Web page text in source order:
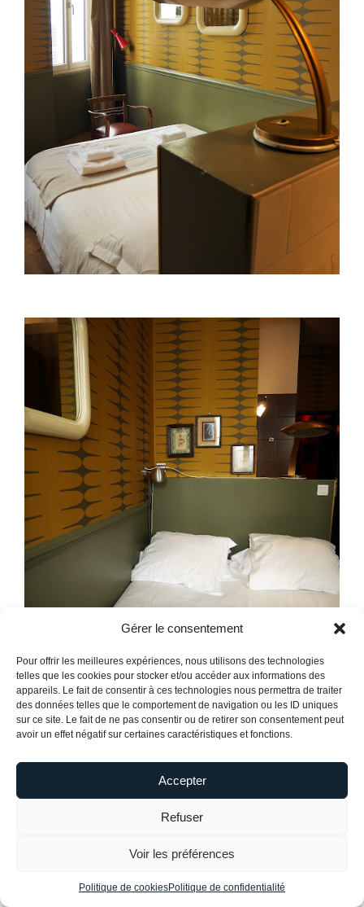
Gérer le consentement
Pour offrir les meilleures expériences, nous utilisons des technologies
telles que les cookies pour stocker et/ou accéder aux informations des
appareils. Le fait de consentir à ces technologies nous permettra de traiter
des données telles que le comportement de navigation ou les ID uniques
sur ce site. Le fait de ne pas consentir ou de retirer son consentement peut
avoir un effet négatif sur certaines caractéristiques et fonctions.
Accepter
Refuser
Voir les préférences
Politique de cookiesPolitique de confidentialité